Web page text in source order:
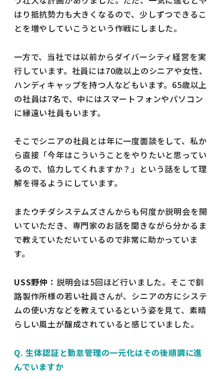
はり抵抗勢力も大きくなるので、少しずつできるこ
とを増やしていこうという作戦にしました。
一方で、当社では以前からダイバーシティ経営を実
行しています。社員には70歳以上のシニアや女性、
ハンディキャップを持つ人などもいます。65歳以上
の社員は7名で、中にはスマートフォンやパソコン
に縁遠い社員もいます。
そこでシニアの社員とは年に一度面談をして、私か
ら直接「今年はこういうことをやりたいと思ってい
るので、協力してくれますか？」という話をして理
解を得るようにしています。
またウチダシステムズさんからも何度か説明会を開
いていただき、専門家のお話を聞きながら分かるま
で教えていただいているので非常に助かっていま
す。
USS野仲： 説明会は5回ほど行いました。そこで釧
路製作所様の若い社員さんが、シニアの方にシステ
ムの使い方などを教えているという姿を見て、素晴
らしい風土が醸成されていると感じていました。
Q. 生体認証と勤怠管理の一元化はその後順調に進
んでいますか